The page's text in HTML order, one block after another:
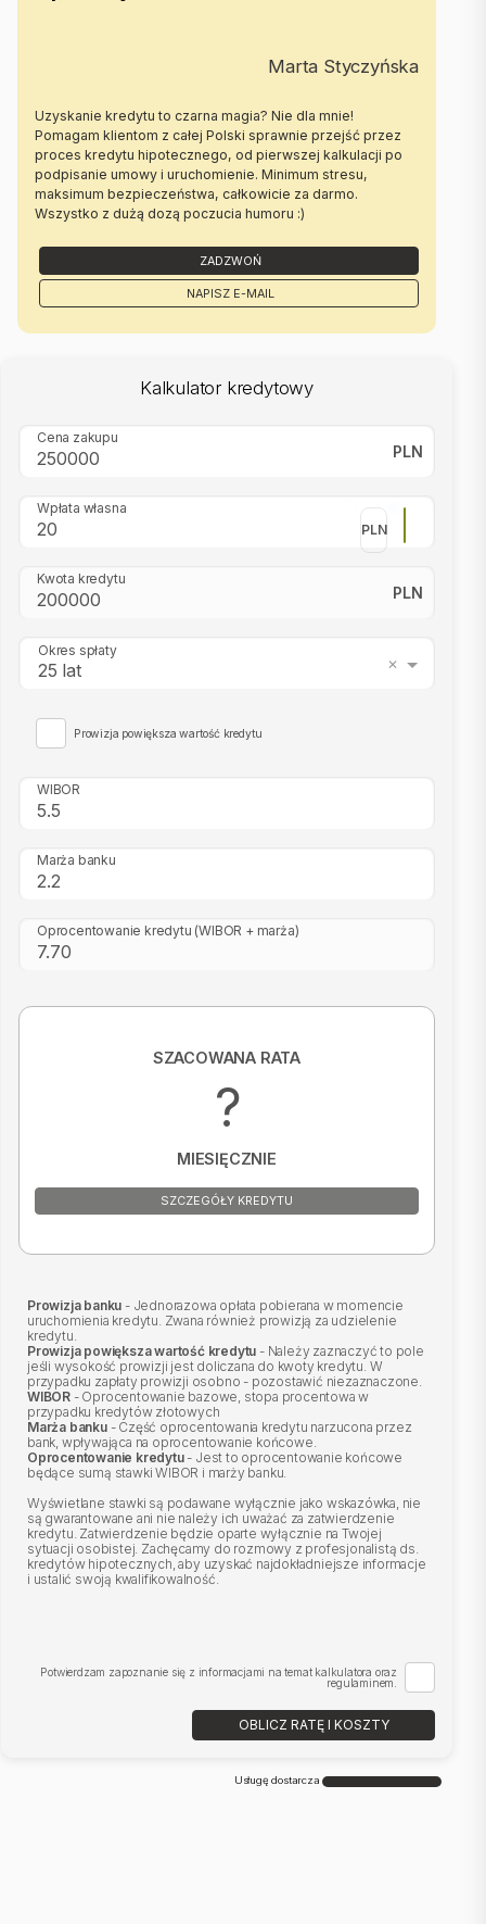
Marta Styczyńska
Uzyskanie kredytu to czarna magia? Nie dla mnie!
Pomagam klientom z całej Polski sprawnie przejść przez
proces kredytu hipotecznego, od pierwszej kalkulacji po
podpisanie umowy i uruchomienie. Minimum stresu,
maksimum bezpieczeństwa, całkowicie za darmo.
Wszystko z dużą dozą poczucia humoru :)
ZADZWOŃ
NAPISZ E-MAIL
Kalkulator kredytowy
Cena zakupu
PLN
Wpłata własna
PLN
Kwota kredytu
PLN
Okres spłaty
25 lat
Prowizja powiększa wartość kredytu
WIBOR
Marża banku
Oprocentowanie kredytu (WIBOR + marża)
SZACOWANA RATA
?
MIESIĘCZNIE
SZCZEGÓŁY KREDYTU
Prowizja banku - Jednorazowa opłata pobierana w momencie
uruchomienia kredytu. Zwana również prowizją za udzielenie
kredytu.
Prowizja powiększa wartość kredytu - Należy zaznaczyć to pole
jeśli wysokość prowizji jest doliczana do kwoty kredytu. W
przypadku zapłaty prowizji osobno - pozostawić niezaznaczone.
WIBOR - Oprocentowanie bazowe, stopa procentowa w
przypadku kredytów złotowych
Marża banku- Część oprocentowania kredytu narzucona przez
bank, wpływająca na oprocentowanie końcowe.
Oprocentowanie kredytu- Jest to oprocentowanie końcowe
będące sumą stawki WIBOR i marży banku.
Wyświetlane stawki są podawane wyłącznie jako wskazówka, nie
są gwarantowane ani nie należy ich uważać za zatwierdzenie
kredytu. Zatwierdzenie będzie oparte wyłącznie na Twojej
sytuacji osobistej. Zachęcamy do rozmowy z profesjonalistą ds.
kredytów hipotecznych, aby uzyskać najdokładniejsze informacje
i ustalić swoją kwalifikowalność.
Potwierdzam zapoznanie się z informacjami na temat kalkulatora oraz
regulaminem.
OBLICZ RATĘ I KOSZTY
Usługę dostarcza